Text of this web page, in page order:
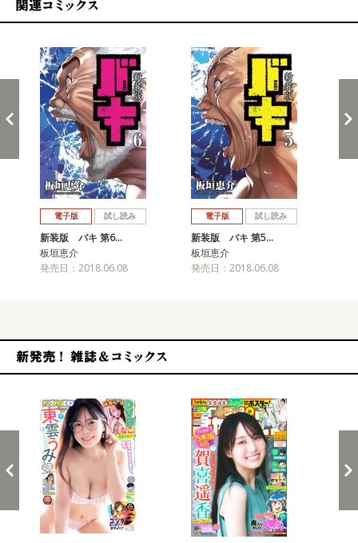
電子版 試し読み
新装版 バキ 第6…
板垣恵介
発売日：2018.06.08
電子版 試し読み
新装版 バキ 第5…
板垣恵介
発売日：2018.06.08